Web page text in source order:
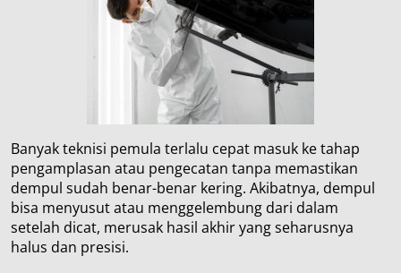
Banyak teknisi pemula terlalu cepat masuk ke tahap
pengamplasan atau pengecatan tanpa memastikan
dempul sudah benar-benar kering. Akibatnya, dempul
bisa menyusut atau menggelembung dari dalam
setelah dicat, merusak hasil akhir yang seharusnya
halus dan presisi.